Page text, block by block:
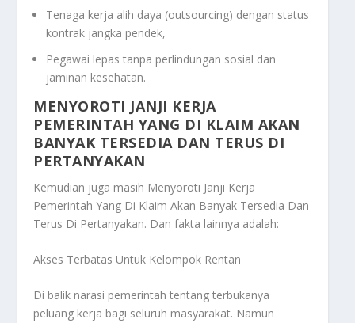
Tenaga kerja alih daya (outsourcing) dengan status
kontrak jangka pendek,
Pegawai lepas tanpa perlindungan sosial dan
jaminan kesehatan.
MENYOROTI JANJI KERJA
PEMERINTAH YANG DI KLAIM AKAN
BANYAK TERSEDIA DAN TERUS DI
PERTANYAKAN
Kemudian juga masih Menyoroti Janji Kerja
Pemerintah Yang Di Klaim Akan Banyak Tersedia Dan
Terus Di Pertanyakan. Dan fakta lainnya adalah:
Akses Terbatas Untuk Kelompok Rentan
Di balik narasi pemerintah tentang terbukanya
peluang kerja bagi seluruh masyarakat. Namun